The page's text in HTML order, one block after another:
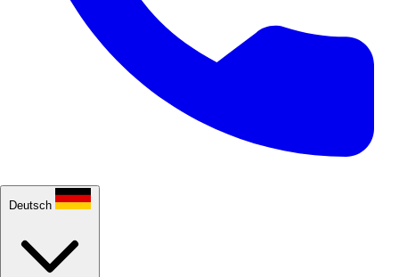
Deutsch